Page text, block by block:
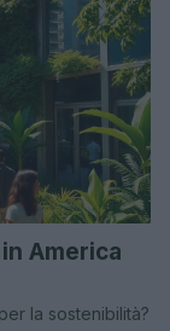
America
la sostenibilità?